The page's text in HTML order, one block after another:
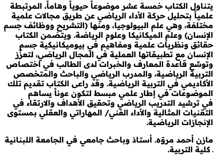
يتناول الكتاب خمسة عشر موضوعاً حيوياً وهاماً، المرتبطة
علمياً بتحليل حركة الأداء الرياضي عن طريق مجالات علمية
مختلفة، وهي علم البيولوجيا، ومنها (التشريح ووظائف جسم
الإنسان) وعلم الميكانيكا وعلوم الرياضة. ويتضمن الكتاب
حقائق ونظريات علمية ومفاهيم في بيوميكانيكية جسم
الإنسان مع تطبيقاتها العملية في المجال الرياضي، لتعزِّز
وتوسِّع قاعدة المعارف والخبرات لدى الطالب في اختصاص
التربية الرياضية، والمدرب الرياضي والباحث والمتخصص
الأكاديمي في التربية الرياضية. وقد راعى الكتاب تقديم تلك
الموضوعات في إطار علمي مبسط لتكون عوناً يساهم
في ترشيد التدريب الرياضي وتحقيق الأهداف والارتقاء في
التقنيات المثالية والأداء الفني/ المهاراتي والعقلي بمستوى
الإنجازات الرياضية.
مازن أحمد مروّه. أستاذ وباحث جامعي في الجامعة اللبنانية
ـ كلية التربية.